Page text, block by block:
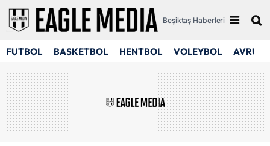
Beşiktaş Haberleri
FUTBOL BASKETBOL HENTBOL VOLEYBOL